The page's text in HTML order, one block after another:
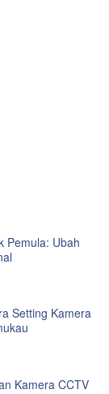
Pemula: Ubah
Setting Kamera
Kamera CCTV